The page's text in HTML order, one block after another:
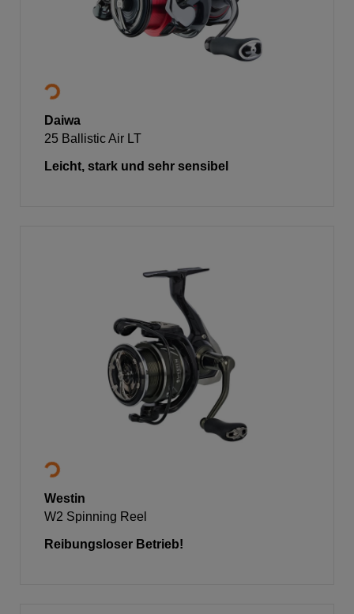
Daiwa
25 Ballistic Air LT
Leicht, stark und sehr sensibel
Westin
W2 Spinning Reel
Reibungsloser Betrieb!